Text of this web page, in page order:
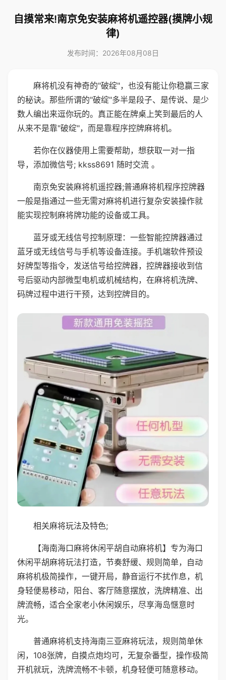
自摸常来!南京免安装麻将机遥控器(摸牌小规
律)
发布时间：2026年08月08日
麻将机没有神奇的"破绽"，也没有能让你稳赢三家
的秘诀。那些所谓的"破绽"多半是段子、是传说、是少
数人编出来逗你玩的。真正能在牌桌上笑到最后的人
从来不是靠"破绽"，而是靠程序控牌麻将机。
若你在仪器使用上需要帮助，想获取一对一指
导，添加微信号; kkss8691 随时交流 。
南京免安装麻将机遥控器;普通麻将机程序控牌器
一般是指通过一些无需对麻将机进行复杂安装操作就
能实现控制麻将牌功能的设备或工具。
蓝牙或无线信号控制原理：一些智能控牌器通过
蓝牙或无线信号与手机等设备连接。手机端软件预设
好牌型等指令，发送信号给控牌器，控牌器接收到信
号后驱动内部微型电机或机械结构，在麻将机洗牌、
码牌过程中进行干预，达到控牌目的。
相关麻将玩法及特色;
【海南海口麻将休闲平胡自动麻将机】专为海口
休闲平胡麻将玩法打造，节奏舒缓、规则简单，自动
麻将机极简操作，一键开局，静音运行不扰作息，机
身轻便易移动，阳台、客厅随意摆放，洗牌精准、出
牌流畅，适合全家老小休闲娱乐，尽享海岛惬意时
光。
普通麻将机支持海南三亚麻将玩法，规则简单休
闲，108张牌，自摸点炮均可，无复杂番型，操作极简
开机就玩，洗牌流畅不卡顿，机身轻便可随意移动。